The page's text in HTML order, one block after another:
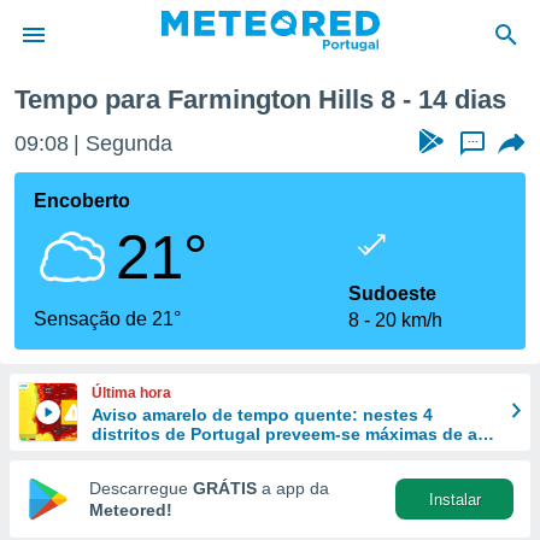
da
foi
fornecidas
a este
das
e
forma
digital
Tempo para Farmington Hills 8 - 14 dias
09:08 Segunda ...
Encoberto
21°
Sensação de 21°
Sudoeste
8
20 km/h
Última hora
Aviso amarelo de tempo quente: nestes 4
distritos de Portugal preveem-se máximas de até
Descarregue GRÁTIS a app da
Meteored!
Instalar